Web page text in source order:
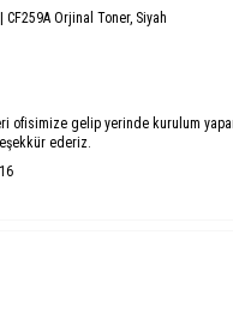
CF259A Orjinal Toner, Siyah
ofisimize gelip yerinde kurulum
ederiz.